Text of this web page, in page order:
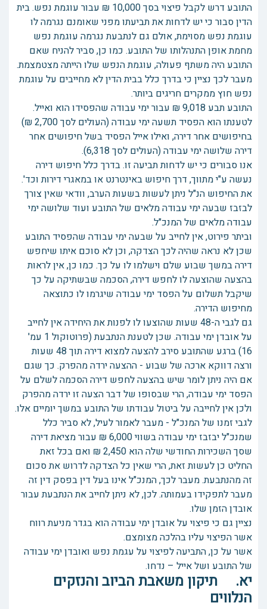
התובע דרש לקבל פיצוי בסך 10,000 ₪ עבור עוגמת נפש. בית
הדין סבור כי יש לדחות את תביעתו מפני שאומנם נגרמה לו
עוגמת נפש מסוימת, אולם גם לנתבעת נגרמה עוגמת נפש
מחמת אופן התנהלותו של התובע. כמו כן, סביר להניח שאם
התובע היה משתף פעולה, עוגמת הנפש שלו הייתה מצטמצמת.
מעבר לכך נציין כי בדרך כלל בבית הדין לא מחייבים על עוגמת
נפש חוץ ממקרים חריגים ביותר.
התובע תבע 9,018 ₪ עבור ימי עבודה שהפסידו הוא ואייל.
לטענתו הוא הפסיד תשעה ימי עבודה (העולים לסך 2,700 ₪)
בחיפושים אחר דירה, ואילו אייל הפסיד בשל חיפושים אחר
דירה שלושה ימי עבודה (העולים לסך 6,318).
אנו סבורים כי יש לדחות תביעה זו. בדרך כלל חיפוש דירה
נעשה ע"י מתווך, דרך חיפוש באינטרנט או במאגרי דירות וכד'.
את החיפוש הנ"ל ניתן לעשות בשעות הערב, וודאי שאין צורך
לבזבז שבעה ימי עבודה מלאים של התובע ועוד שלושה ימי
עבודה מלאים של המנכ"ל.
וביתר פירוט, אין לחייב על שבעה ימי עבודה שהפסיד התובע
שכן לא נראה שהיה לכך הצדקה, וכן לא סוכם איתו שיחפש
דירה במשך שבוע שלם וישלמו לו על כך. כמו כן, אין לראות
בהצעה שהוצעה לו לחפש דירה, הסכמה שבשתיקה על כך
שיקבל תשלום על הפסד ימי עבודה שיגרמו לו כתוצאה
מחיפוש הדירה.
גם לגבי ה-48 שעות שהוצעו לו לפנות את היחידה אין לחייב
על אובדן ימי עבודה. שכן לטענת הנתבעת (פרוטוקול 1 עמ'
16) ברגע שהתובע סירב להצעה למצוא דירה תוך 48 שעות
ורצה דווקא ארכה של שבוע - ההצעה ירדה מהפרק. כך שגם
אם היה ניתן לומר שיש בהצעה לחפש דירה הסכמה לשלם על
הפסד ימי עבודה, הרי שבסופו של דבר הצעה זו ירדה מהפרק
ולכן אין לחייבה על ביטול עבודתו של התובע במשך יומיים אלו.
לגבי זמנו של המנכ"ל - מעבר לאמור לעיל, לא סביר כלל
שמנכ"ל יבזבז ימי עבודה בשווי 6,000 ₪ עבור מציאת דירה
שסך השכירות החודשי שלה הוא 2,450 ₪ ואם בכל זאת
החליט כן לעשות זאת, הרי שאין כל הצדקה לדרוש את סכום
זה מהנתבעת. מעבר לכך, המנכ"ל אינו בעל דין בפסק דין זה
מעבר לתפקידו בעמותה. לכן, לא ניתן לחייב את הנתבעת עבור
אובדן הזמן שלו.
נציין גם כי פיצוי על אובדן ימי עבודה הוא בגדר מניעת רווח
אשר הפיצוי עליו בהלכה מצומצם.
אשר על כן, התביעה לפיצוי על עגמת נפש ואובדן ימי עבודה
של התובע ושל אייל – נדחו.
יא. תיקון משאבת הביוב והנזקים
הנלווים